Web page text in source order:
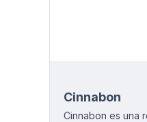
Cinnabon
Cinnabon es una